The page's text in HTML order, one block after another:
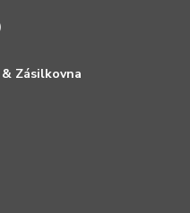
Zásilkovna